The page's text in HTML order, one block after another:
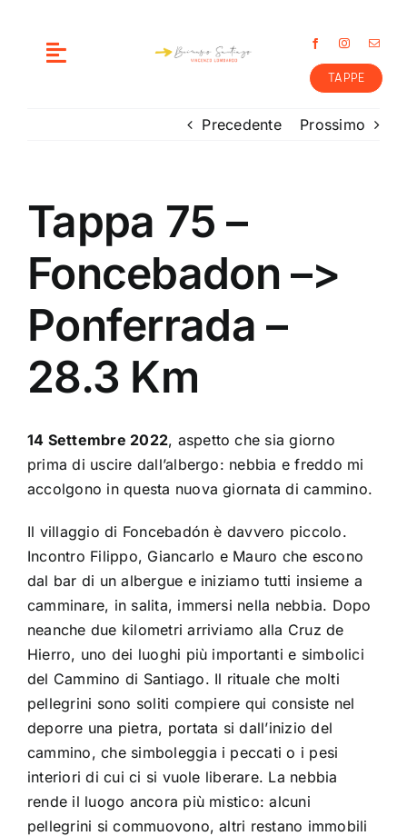
contenutoToggle
PREPARAZIONE
PERCORSO
CONTATTI
TAPPE
Precedente Prossimo
Tappa 75 –
Foncebadon –>
Ponferrada –
28.3 Km
14 Settembre 2022, aspetto che sia giorno
prima di uscire dall’albergo: nebbia e freddo mi
accolgono in questa nuova giornata di cammino.
Il villaggio di Foncebadón è davvero piccolo.
Incontro Filippo, Giancarlo e Mauro che escono
dal bar di un albergue e iniziamo tutti insieme a
camminare, in salita, immersi nella nebbia. Dopo
neanche due kilometri arriviamo alla Cruz de
Hierro, uno dei luoghi più importanti e simbolici
del Cammino di Santiago. Il rituale che molti
pellegrini sono soliti compiere qui consiste nel
deporre una pietra, portata si dall’inizio del
cammino, che simboleggia i peccati o i pesi
interiori di cui ci si vuole liberare. La nebbia
rende il luogo ancora più mistico: alcuni
pellegrini si commuovono, altri restano immobili